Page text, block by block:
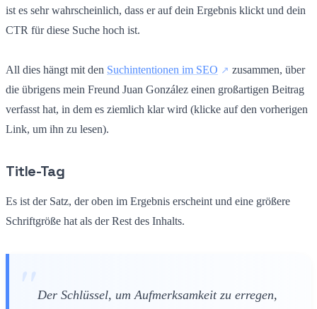
ist es sehr wahrscheinlich, dass er auf dein Ergebnis klickt und dein
CTR für diese Suche hoch ist.
All dies hängt mit den Suchintentionen im SEO
zusammen, über
die übrigens mein Freund Juan González einen großartigen Beitrag
verfasst hat, in dem es ziemlich klar wird (klicke auf den vorherigen
Link, um ihn zu lesen).
Title-Tag
Es ist der Satz, der oben im Ergebnis erscheint und eine größere
Schriftgröße hat als der Rest des Inhalts.
Der Schlüssel, um Aufmerksamkeit zu erregen,